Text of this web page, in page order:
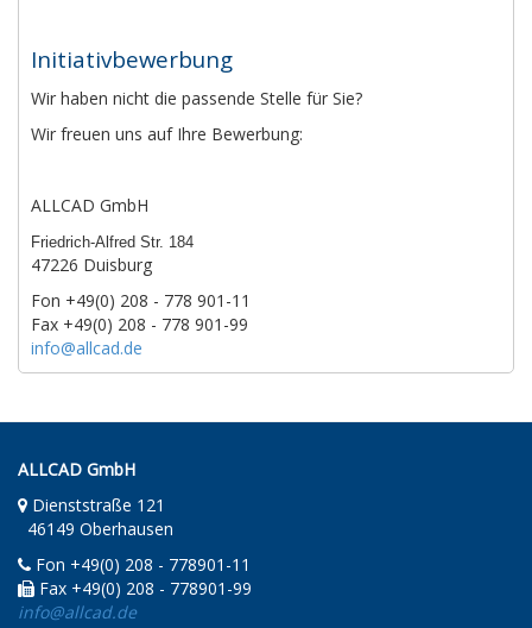
Initiativbewerbung
Wir haben nicht die passende Stelle für Sie?
Wir freuen uns auf Ihre Bewerbung:
ALLCAD GmbH
Friedrich-Alfred Str. 184
47226 Duisburg
Fon +49(0) 208 - 778 901-11
Fax +49(0) 208 - 778 901-99
info@allcad.de
ALLCAD GmbH
Dienststraße 121
46149 Oberhausen
Fon +49(0) 208 - 778901-11
Fax +49(0) 208 - 778901-99
info@allcad.de